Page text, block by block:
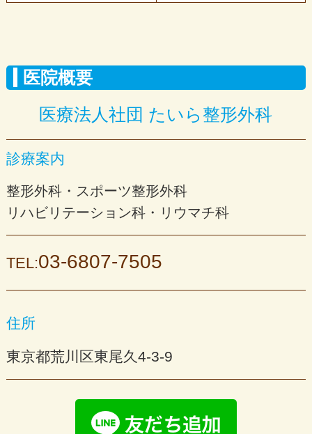
医院概要
医療法人社団 たいら整形外科
診療案内
整形外科・スポーツ整形外科
リハビリテーション科・リウマチ科
TEL:03-6807-7505
住所
東京都荒川区東尾久4-3-9